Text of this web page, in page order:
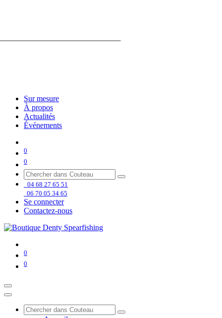
Sur mesure
À propos
Actualités
Événements
0
0
04 68 27 65 51
06 70 05 34 65
Se connecter
Contactez-nous
0
0